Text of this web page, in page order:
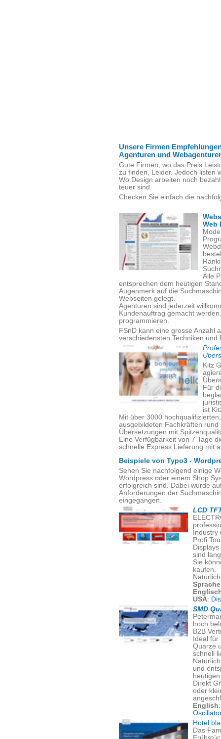
Unsere Firmen
Agenturen und
Gute Firmen, wo das Preis
zu finden, Leider. Jedoch listen
Wo Design arbeiten noch
teuer sind.
Checken Sie einfach die
Web
Alle
entsprechen dem heutigen
Augenmerk auf die
Webseiten gelegt.
Agenturen sind jederzeit
Kundenauftrag gemacht
programmieren.
FSnD kann eine grosse Anzahl
verschiedensten Techniken und
Kitz
Für
ist
Mit über 3000
ausgebildeten Fachkräften
Übersetzungen mit
Eine Verfügbarkeit von 7 Tage
schnelle Express Lieferung mit
Beispiele von Typo3 -
Sehen Sie nachfolgend einige
Wordpress oder einem Shop
erfolgreich sind. Dabei wurde
Anforderungen der
eingegangen.
LCD
Profi
sind
Sie
kaufen.
USA:
SMD
hoch
B2B
Ideal
Quarze
schnell
und
Direkt
oder
English
Hotel
Das